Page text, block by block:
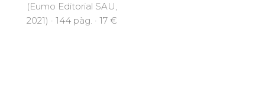
(Eumo Editorial SAU,
2021) · 144 pàg. · 17 €